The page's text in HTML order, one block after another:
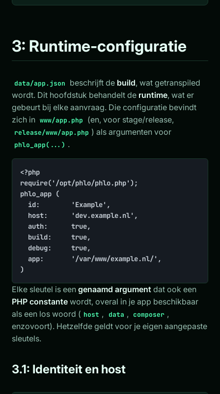
3: Runtime-configuratie
data/app.json beschrijft de build, wat getranspiled
wordt. Dit hoofdstuk behandelt de runtime, wat er
gebeurt bij elke aanvraag. Die configuratie bevindt
zich in www/app.php (en, voor stage/release,
release/www/app.php ) als argumenten voor
phlo_app(...) .
<?php
require('/opt/phlo/phlo.php');
phlo_app (
)
Elke sleutel is een genaamd argument dat ook een
PHP constante wordt, overal in je app beschikbaar
als een los woord ( host , data , composer ,
enzovoort). Hetzelfde geldt voor je eigen aangepaste
sleutels.
3.1: Identiteit en host